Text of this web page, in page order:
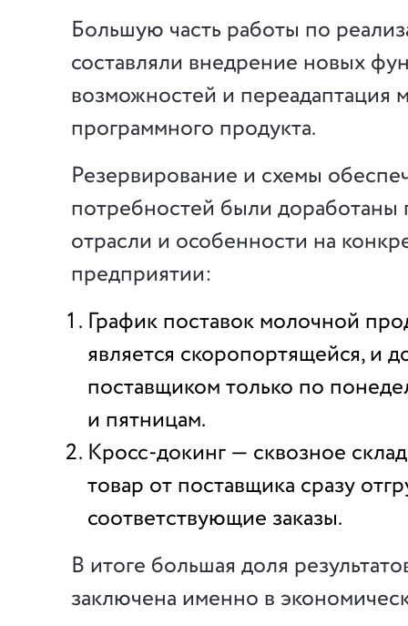
Большую часть работы по
составляли внедрение новых
возможностей и переадаптация
программного продукта.
Резервирование и схемы
потребностей были
отрасли и особенности на
предприятии:
График поставок молочной
является скоропортящейся, и
поставщиком только по
и пятницам.
Кросс-докинг — сквозное
товар от поставщика сразу
соответствующие заказы.
В итоге большая доля
заключена именно в